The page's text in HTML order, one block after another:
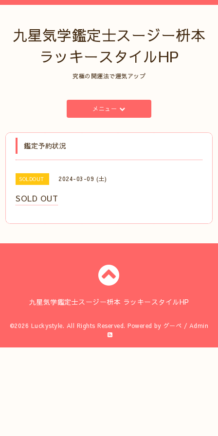
九星気学鑑定士スージー枡本
ラッキースタイルHP
究極の開運法で運気アップ
メニュー
鑑定予約状況
SOLDOUT 2024-03-09 (土)
SOLD OUT
九星気学鑑定士スージー枡本 ラッキースタイルHP
©2026 Luckystyle. All Rights Reserved. Powered by グーペ / Admin